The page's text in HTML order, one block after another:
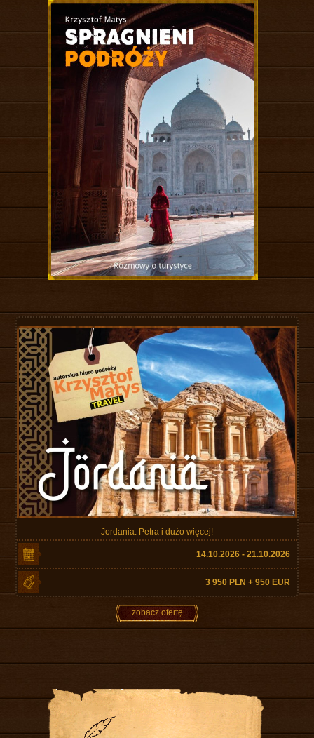
Jordania. Petra i dużo więcej!
14.10.2026 - 21.10.2026
3 950 PLN + 950 EUR
zobacz ofertę